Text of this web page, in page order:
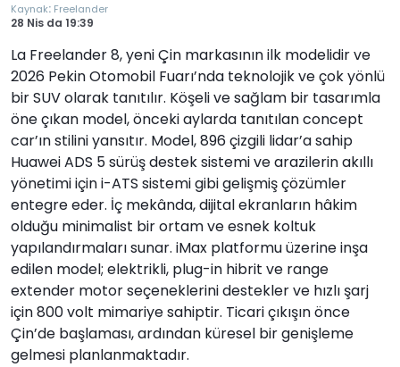
Kaynak: Freelander
28 Nis da 19:39
La Freelander 8, yeni Çin markasının ilk modelidir ve
2026 Pekin Otomobil Fuarı’nda teknolojik ve çok yönlü
bir SUV olarak tanıtılır. Köşeli ve sağlam bir tasarımla
öne çıkan model, önceki aylarda tanıtılan concept
car’ın stilini yansıtır. Model, 896 çizgili lidar’a sahip
Huawei ADS 5 sürüş destek sistemi ve arazilerin akıllı
yönetimi için i-ATS sistemi gibi gelişmiş çözümler
entegre eder. İç mekânda, dijital ekranların hâkim
olduğu minimalist bir ortam ve esnek koltuk
yapılandırmaları sunar. iMax platformu üzerine inşa
edilen model; elektrikli, plug-in hibrit ve range
extender motor seçeneklerini destekler ve hızlı şarj
için 800 volt mimariye sahiptir. Ticari çıkışın önce
Çin’de başlaması, ardından küresel bir genişleme
gelmesi planlanmaktadır.